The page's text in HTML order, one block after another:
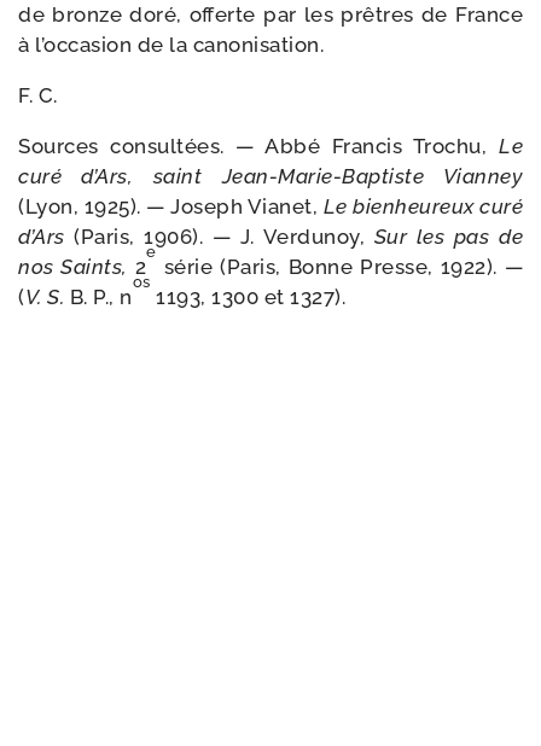
de bronze doré, offerte par les prêtres de France
à l’occasion de la canonisation.
F. C.
Sources consul­tées. — Abbé Francis Trochu, Le
curé d’Ars, saint Jean-​Marie-​Baptiste Vianney
(Lyon, 1925). — Joseph Vianet, Le bien­heu­reux curé
d’Ars (Paris, 1906). — J. Verdunoy, Sur les pas de
nos Saints, 2
e
série (Paris, Bonne Presse, 1922). —
(V. S. B. P., n
os
1193, 1300 et 1327).